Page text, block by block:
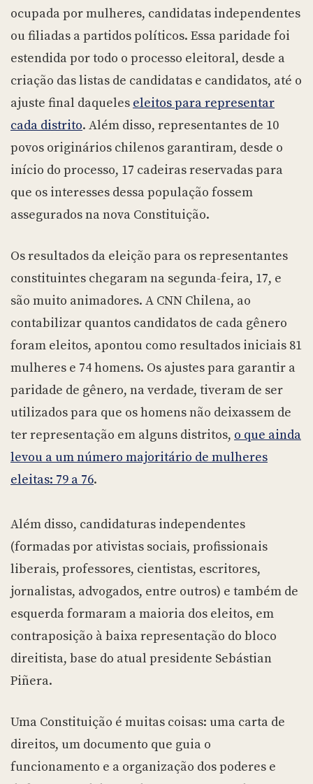
ocupada por mulheres, candidatas independentes
ou filiadas a partidos políticos. Essa paridade foi
estendida por todo o processo eleitoral, desde a
criação das listas de candidatas e candidatos, até o
ajuste final daqueles eleitos para representar
cada distrito. Além disso, representantes de 10
povos originários chilenos garantiram, desde o
início do processo, 17 cadeiras reservadas para
que os interesses dessa população fossem
assegurados na nova Constituição.
Os resultados da eleição para os representantes
constituintes chegaram na segunda-feira, 17, e
são muito animadores. A CNN Chilena, ao
contabilizar quantos candidatos de cada gênero
foram eleitos, apontou como resultados iniciais 81
mulheres e 74 homens. Os ajustes para garantir a
paridade de gênero, na verdade, tiveram de ser
utilizados para que os homens não deixassem de
ter representação em alguns distritos, o que ainda
levou a um número majoritário de mulheres
eleitas: 79 a 76.
Além disso, candidaturas independentes
(formadas por ativistas sociais, profissionais
liberais, professores, cientistas, escritores,
jornalistas, advogados, entre outros) e também de
esquerda formaram a maioria dos eleitos, em
contraposição à baixa representação do bloco
direitista, base do atual presidente Sebástian
Piñera.
Uma Constituição é muitas coisas: uma carta de
direitos, um documento que guia o
funcionamento e a organização dos poderes e